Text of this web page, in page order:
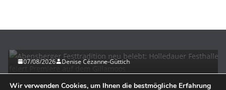
07/08/2026 Denise Cézanne-Güttich
Wir verwenden Cookies, um Ihnen die bestmögliche Erfahrung